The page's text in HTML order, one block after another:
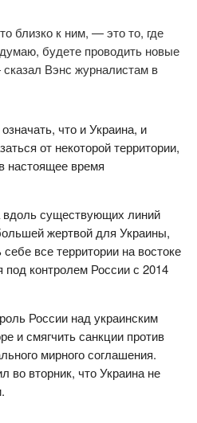
близко к ним, — это то, где
будете проводить новые
Вэнс журналистам в
что и Украина, и
от некоторой территории,
настоящее время
существующих линий
жертвой для Украины,
все территории на востоке
контролем России с 2014
России над украинским
и смягчить санкции против
мирного соглашения.
во вторник, что Украина не